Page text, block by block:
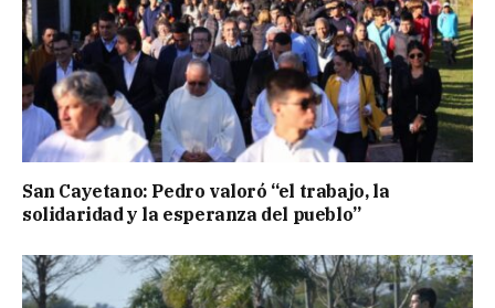
San Cayetano: Pedro valoró “el trabajo, la
solidaridad y la esperanza del pueblo”